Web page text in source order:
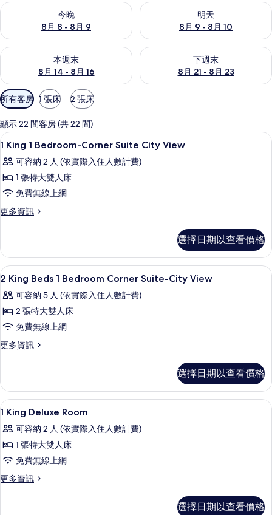
今晚
8月 8 - 8月 9
查看今晚 (8月 8 - 8月 9) 的供應情況
明天
8月 9 - 8月 10
查看明天 (8月 9 - 8月 10) 的供
本週末
8月 14 - 8月 16
查看本週末 (8月 14 - 8月 16) 的供應情況
下週末
8月 21 - 8月 23
查看下週末 (8月 21 - 8月 23)
可
用
的
客
房
篩
選
條
所有客房 1 張床 2 張床
顯示 22 間客房 (共 22 間)
顯
示
1
King
1
Bedroom-
City
View
的
所
有
相
片
高級寢具、客房內保險箱、書桌、筆
16
1 King 1 Bedroom-Corner Suite City View
可容納 2 人 (依實際入住人數計費)
1 張特大雙人床
免費無線上網
更多資訊
更
1
Bedroom-
Corner
City
View
詳
情
選擇日期以查看價格
顯
示
2
King
Beds
1
Suite-
City
View
的
所
有
相
高級寢具、客房內保險箱、書桌、筆
7
2 King Beds 1 Bedroom Corner Suite-City View
可容納 5 人 (依實際入住人數計費)
2 張特大雙人床
免費無線上網
更多資訊
更
Beds
Bedroom
Corner
Suite-
City
的
詳
情
選擇日期以查看價格
顯
示
1
King
Deluxe
Room
高級寢具、客房內保險箱、書桌、筆
9
1 King Deluxe Room
可容納 2 人 (依實際入住人數計費)
1 張特大雙人床
免費無線上網
更多資訊
更
選擇日期以查看價格